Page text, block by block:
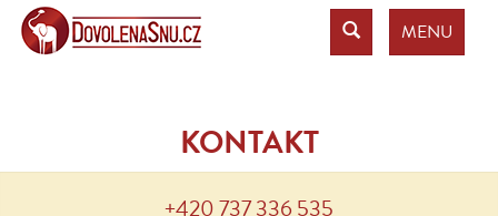
MENU
KONTAKT
+420 737 336 535